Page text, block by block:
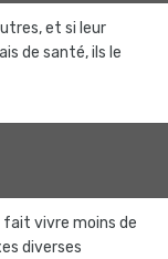
et si leur
de santé, ils le
fait vivre moins de
diverses